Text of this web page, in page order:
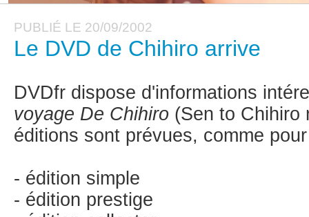
PUBLIÉ LE 20/09/2002
Le DVD de Chihiro arrive
DVDfr dispose d'informations
voyage De Chihiro (Sen to Chihiro
éditions sont prévues, comme
- édition simple
- édition prestige